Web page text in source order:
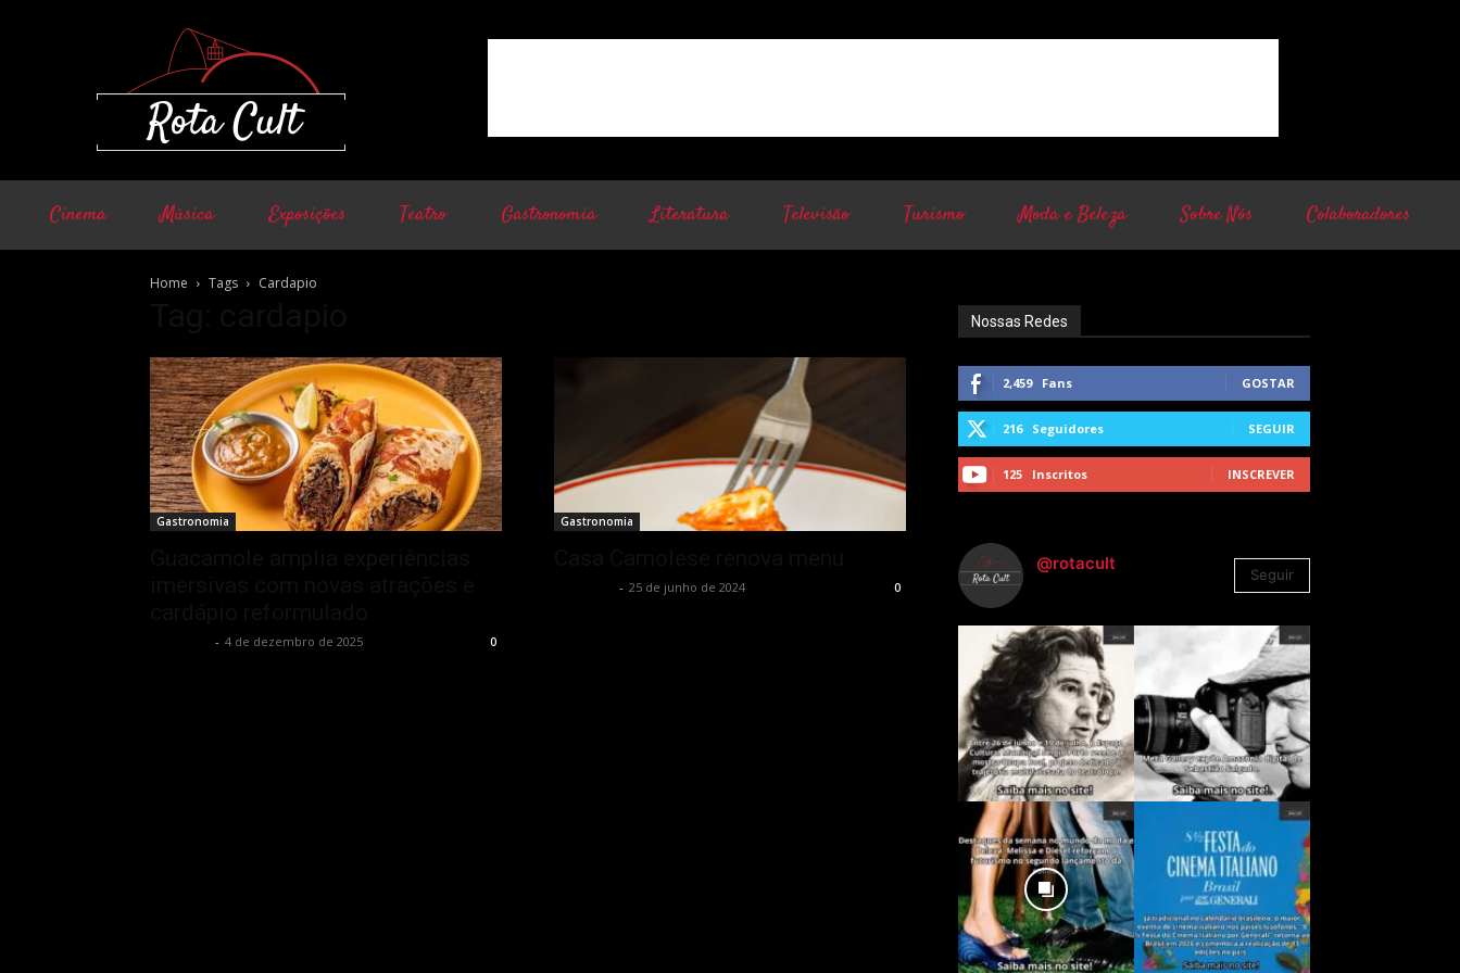
Cinema Música Exposições Teatro Gastronomia Literatura Televisão Turismo Moda e Beleza Sobre Nós Colaboradores
Home Tags Cardapio
Gastronomia
- 4 de dezembro de 2025 0
Gastronomia
- 25 de junho de 2024 0
Nossas Redes
2,459 Fans GOSTAR
216 Seguidores SEGUIR
125 Inscritos INSCREVER
@rotacult
Seguir